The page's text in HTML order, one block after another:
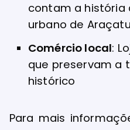
contam a história
urbano de
Comércio local:
que preservam a
histórico
Para mais